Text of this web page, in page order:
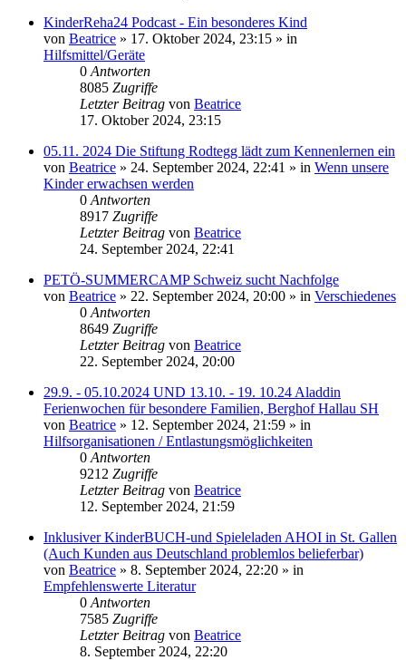
KinderReha24 Podcast - Ein besonderes Kind
von Beatrice » 17. Oktober 2024, 23:15 » in
Hilfsmittel/Geräte
0 Antworten
8085 Zugriffe
Letzter Beitrag von Beatrice
17. Oktober 2024, 23:15
05.11. 2024 Die Stiftung Rodtegg lädt zum Kennenlernen ein
von Beatrice » 24. September 2024, 22:41 » in Wenn unsere
Kinder erwachsen werden
0 Antworten
8917 Zugriffe
Letzter Beitrag von Beatrice
24. September 2024, 22:41
PETÖ-SUMMERCAMP Schweiz sucht Nachfolge
von Beatrice » 22. September 2024, 20:00 » in Verschiedenes
0 Antworten
8649 Zugriffe
Letzter Beitrag von Beatrice
22. September 2024, 20:00
29.9. - 05.10.2024 UND 13.10. - 19. 10.24 Aladdin
Ferienwochen für besondere Familien, Berghof Hallau SH
von Beatrice » 12. September 2024, 21:59 » in
Hilfsorganisationen / Entlastungsmöglichkeiten
0 Antworten
9212 Zugriffe
Letzter Beitrag von Beatrice
12. September 2024, 21:59
Inklusiver KinderBUCH-und Spieleladen AHOI in St. Gallen
(Auch Kunden aus Deutschland problemlos belieferbar)
von Beatrice » 8. September 2024, 22:20 » in
Empfehlenswerte Literatur
0 Antworten
7585 Zugriffe
Letzter Beitrag von Beatrice
8. September 2024, 22:20